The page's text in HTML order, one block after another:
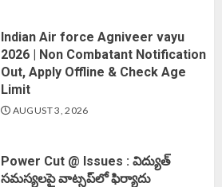
Indian Air force Agniveer vayu
2026 | Non Combatant Notification
Out, Apply Offline & Check Age
Limit
AUGUST 3, 2026
Power Cut @ Issues : విద్యుత్
సమస్యలపై వాట్సప్‌లో ఫిర్యాదు